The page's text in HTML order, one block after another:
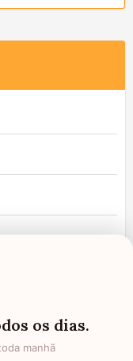
os dias.
manhã